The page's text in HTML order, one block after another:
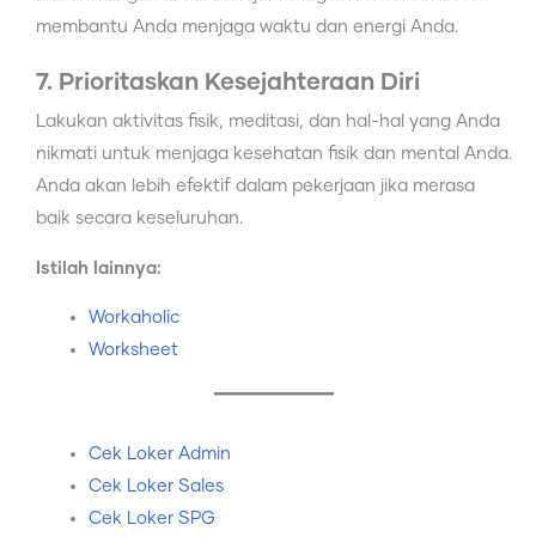
membantu Anda menjaga waktu dan energi Anda.
7. Prioritaskan Kesejahteraan Diri
Lakukan aktivitas fisik, meditasi, dan hal-hal yang Anda
nikmati untuk menjaga kesehatan fisik dan mental Anda.
Anda akan lebih efektif dalam pekerjaan jika merasa
baik secara keseluruhan.
Istilah lainnya:
Workaholic
Worksheet
Cek Loker Admin
Cek Loker Sales
Cek Loker SPG